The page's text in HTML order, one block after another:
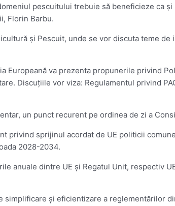
pescuitului trebuie să beneficieze ca
Florin Barbu.
şi Pescuit, unde se vor discuta teme
va prezenta propunerile privind
Discuţiile vor viza: Regulamentul privind
un punct recurent pe ordinea de zi a
privind sprijinul acordat de UE politicii
2028-2034.
anuale dintre UE şi Regatul Unit, respectiv
şi eficientizare a reglementărilor